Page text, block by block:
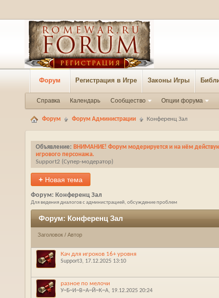
Форум Регистрация в Игре Законы Игры
Справка Календарь Сообщество Опции форума
Форум Форум Администрации Конференц Зал
Объявление: ВНИМАНИЕ! Форум модерируется и на нём
игрового персонажа.
Support2 ‎(Супер-модератор)
+ Новая тема
Форум: Конференц Зал
Для ведения диалогов с администрацией, обсуждение проблем
Форум:Конференц Зал
Заголовок / Автор
Кач для игроков 16+ уровня
Support3‎, 17.12.2025 13:10
разное по мелочи
У~Б~И~В~А~Й~К~А‎, 19.12.2025 20:24